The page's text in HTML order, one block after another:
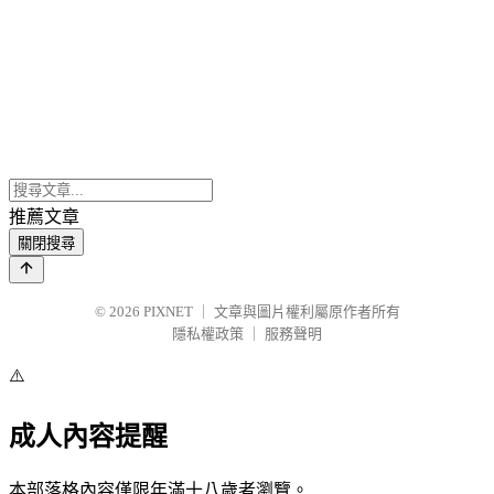
推薦文章
關閉搜尋
© 2026 PIXNET
文章與圖片權利屬原作者所有
隱私權政策
服務聲明
⚠️
成人內容提醒
本部落格內容僅限年滿十八歲者瀏覽。